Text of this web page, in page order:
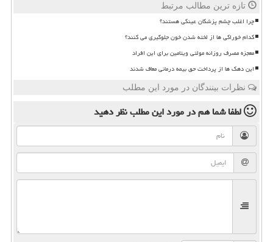
تازه ترین مطالب مرتبط
چرا اغلب چشم پزشکان عینکی هستند؟
کدام خوراکی ها از لخته شدن خون جلوگیری می کنند؟
معجزه مصرف روزانه مولتی ویتامین برای این افراد
این دهک ها از پرداخت حق بیمه درمانی معاف شدند
نظرات بینندگان در مورد این مطلب
لطفا شما همدر مورد این مطلبنظر دهید